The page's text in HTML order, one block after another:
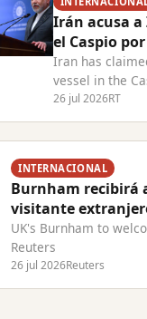
Irán acusa a
el Caspio
Iran has
vessel in the
Article at RT.com
26 jul 2026RT
INTERNACIONAL
Burnham recibirá
visitante
UK's Burnham to
Reuters
26 jul 2026Reuters